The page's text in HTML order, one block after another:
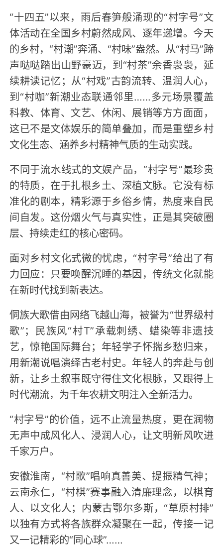
“十四五”以来，雨后春笋般涌现的“村字号”文
体活动在全国乡村蔚然成风、逐年递增。今天
的乡村，“村潮”奔涌、“村味”盎然。从“村马”蹄
声哒哒踏出山野豪迈，到“村茶”余香袅袅，延
续耕读记忆；从“村戏”古韵流转、温润人心，
到“村咖”新潮业态联通邻里……多元场景覆盖
科教、体育、文艺、休闲、展销等方方面面，
这已不是文体娱乐的简单叠加，而是重塑乡村
文化生态、涵养乡村精神气质的生动实践。
不同于流水线式的文娱产品，“村字号”最珍贵
的特质，在于扎根乡土、深植文脉。它没有标
准化的剧本，精彩源于乡俗乡情，热度来自民
间自发。这份烟火气与真实性，正是其突破圈
层、持续走红的核心密码。
面对乡村文化式微的忧虑，“村字号”给出了有
力回应：只要唤醒沉睡的基因，传统文化就能
在新时代找到新表达。
侗族大歌借由网络飞越山海，被誉为“世界级村
歌”；民族风“村T”承载刺绣、蜡染等非遗技
艺，惊艳国际舞台；年轻学子怀揣乡愁归来，
用新潮说唱演绎古老村史。年轻人的奔赴与创
新，让乡土叙事既守得住文化根脉，又跟得上
时代潮流，为千年农耕文明注入全新活力。
“村字号”的价值，远不止流量热度，更在润物
无声中成风化人、浸润人心，让文明新风吹进
千家万户。
安徽淮南，“村歌”唱响真善美、提振精气神；
云南永仁，“村棋”赛事融入清廉理念，以棋育
人、以文化人；内蒙古鄂尔多斯，“草原村排”
以独有方式将各族群众凝聚在一起，传接一记
又一记精彩的“同心球”……